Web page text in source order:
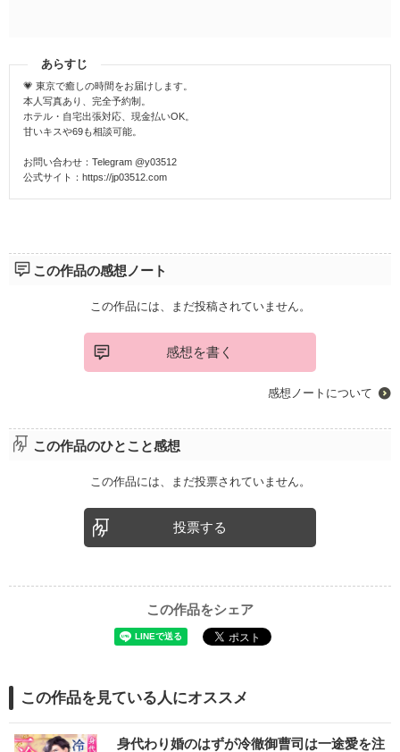
あらすじ
💗 東京で癒しの時間をお届けします。
本人写真あり、完全予約制。
ホテル・自宅出張対応、現金払いOK。
甘いキスや69も相談可能。
お問い合わせ：Telegram @y03512
公式サイト：https://jp03512.com
この作品の感想ノート
この作品には、まだ投稿されていません。
感想を書く
感想ノートについて
この作品のひとこと感想
この作品には、まだ投票されていません。
投票する
この作品をシェア
この作品を見ている人にオススメ
身代わり婚のはずが冷徹御曹司は一途愛を注